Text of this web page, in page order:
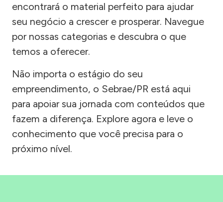
encontrará o material perfeito para ajudar
seu negócio a crescer e prosperar. Navegue
por nossas categorias e descubra o que
temos a oferecer.
Não importa o estágio do seu
empreendimento, o Sebrae/PR está aqui
para apoiar sua jornada com conteúdos que
fazem a diferença. Explore agora e leve o
conhecimento que você precisa para o
próximo nível.